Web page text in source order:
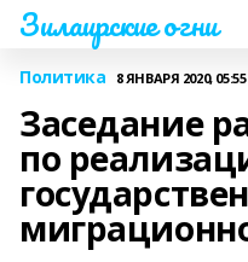
Зилаирские огни
Политика 8 ЯНВАРЯ 2020, 05:55
Заседание
по